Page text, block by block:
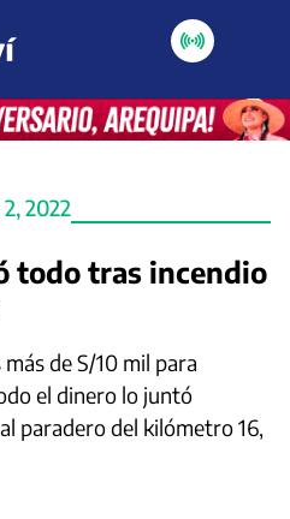
2022
todo tras incendio
de S/10 mil para
el dinero lo juntó
paradero del kilómetro 16,